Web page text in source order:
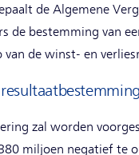
de Algemene
de bestemming van
de winst- en
zal worden
miljoen negatief te